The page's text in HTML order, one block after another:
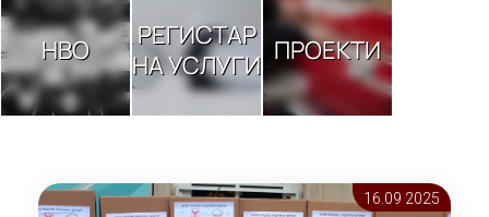
НВО
РЕГИСТАР
НА УСЛУГИ ПРОЕКТИ
16.09 2025